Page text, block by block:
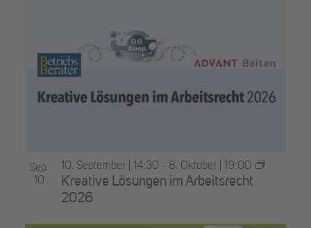
Sep.
10
Kreative Lösungen im Arbeitsrecht
2026
10. September | 14:30 - 8. Oktober | 19:00